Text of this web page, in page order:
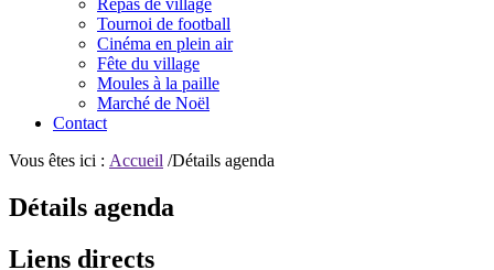
Repas de village
Tournoi de football
Cinéma en plein air
Fête du village
Moules à la paille
Marché de Noël
Contact
Vous êtes ici : Accueil /Détails agenda
Détails agenda
Liens directs